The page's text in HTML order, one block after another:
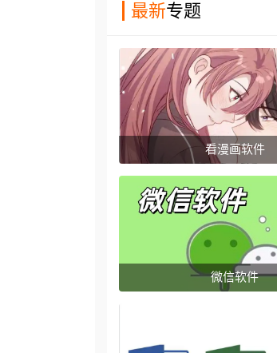
最新专题
看漫画软件
微信软件